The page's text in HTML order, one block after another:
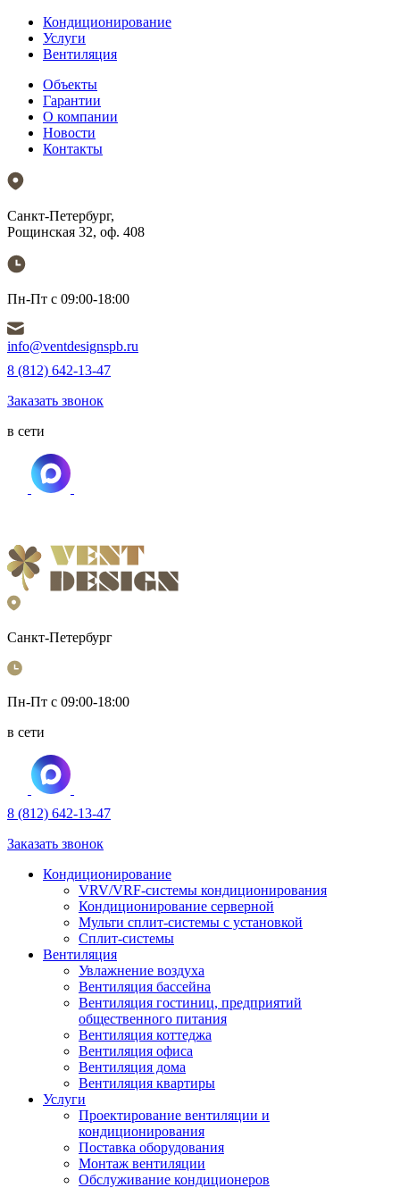
Кондиционирование
Услуги
Вентиляция
Объекты
Гарантии
О компании
Новости
Контакты
Санкт-Петербург,
Рощинская 32, оф. 408
Пн-Пт с 09:00-18:00
info@ventdesignspb.ru
8 (812) 642-13-47
Заказать звонок
в сети
Санкт-Петербург
Пн-Пт с 09:00-18:00
в сети
8 (812) 642-13-47
Заказать звонок
Кондиционирование
VRV/VRF-системы кондиционирования
Кондиционирование серверной
Мульти сплит-системы с установкой
Сплит-системы
Вентиляция
Увлажнение воздуха
Вентиляция бассейна
Вентиляция гостиниц, предприятий
общественного питания
Вентиляция коттеджа
Вентиляция офиса
Вентиляция дома
Вентиляция квартиры
Услуги
Проектирование вентиляции и
кондиционирования
Поставка оборудования
Монтаж вентиляции
Обслуживание кондиционеров